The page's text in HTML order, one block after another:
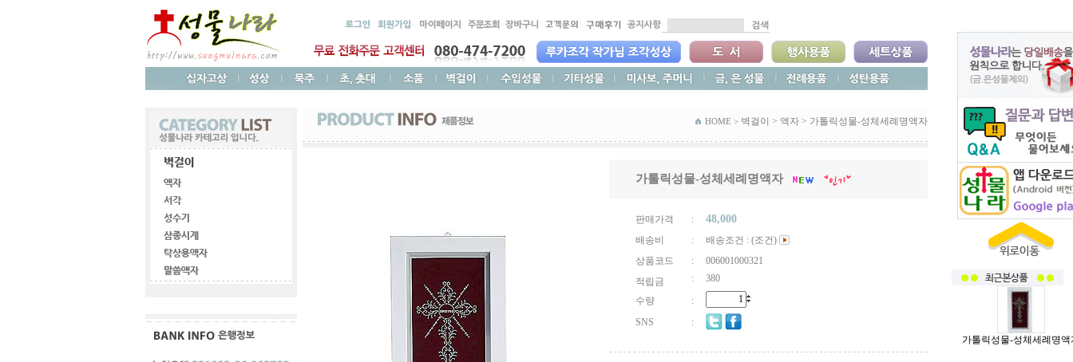
HOME > 벽걸이 > 액자 > 가톨릭성물-성체세례명액자
가톨릭성물-성체세례명액자
판매가격 : 48,000
배송비 :
배송조건 : (조건)
상품코드
:
006001000321
적립금
:
380
수량
:
SNS
:
가톨릭성물-성체세례명액